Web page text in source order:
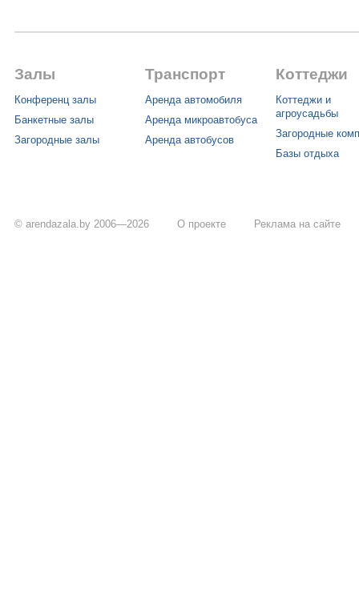
Залы
Конференц залы
Банкетные залы
Загородные залы
Транспорт
Аренда автомобиля
Аренда микроавтобуса
Аренда автобусов
Коттеджи
Коттеджи и
агроусадьбы
Загородные
Базы отдыха
© arendazala.by 2006—2026 О проекте Реклама на сайте